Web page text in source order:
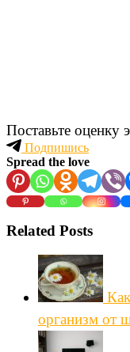
Поставьте оценку
Подпишись
Spread the love
Related Posts
организм от